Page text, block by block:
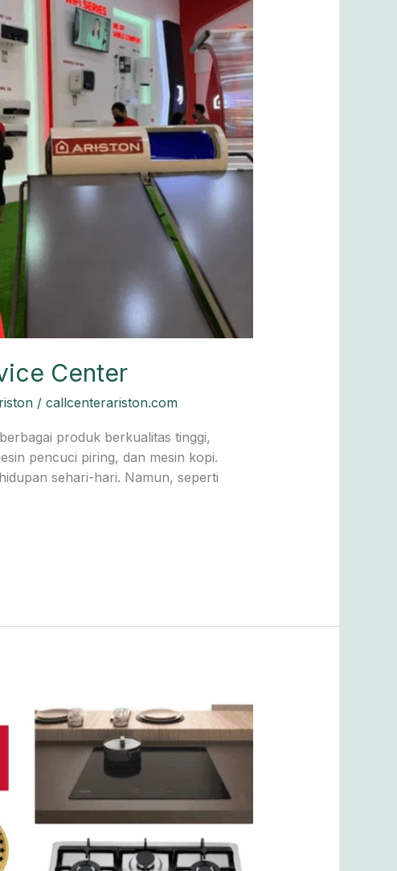
Center
/ callcenterariston.com
produk berkualitas tinggi,
pencuci piring, dan mesin kopi.
sehari-hari. Namun, seperti